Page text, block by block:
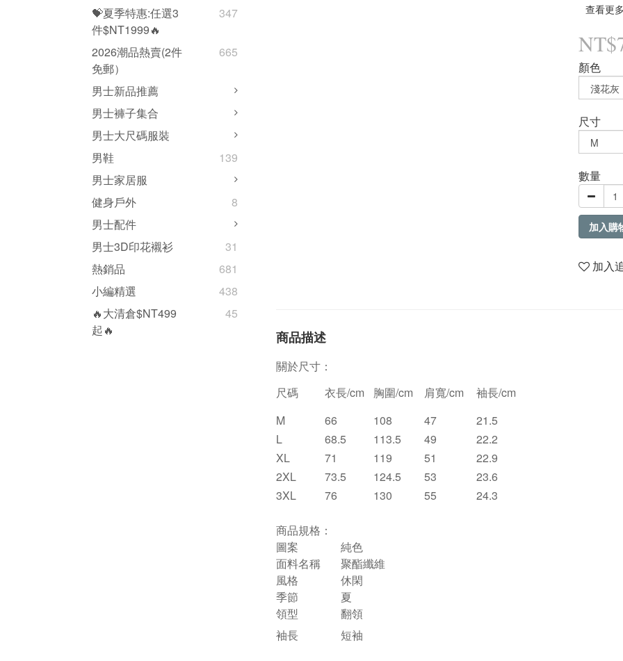
💝夏季特惠:任選3
件$NT1999🔥
347
2026潮品熱賣(2件
免郵）
665
男士新品推薦
男士褲子集合
男士大尺碼服裝
男鞋
139
男士家居服
健身戶外
8
男士配件
男士3D印花襯衫
31
熱銷品
681
小編精選
438
🔥大清倉$NT499
起🔥
45
查看更
顏色
尺寸
數量
加入購
加入
商品描述
關於尺寸：
尺碼
衣長/cm 胸圍/cm 肩寬/cm
袖長/cm
M
66 108 47
21.5
L
68.5 113.5 49
22.2
XL
71 119 51
22.9
2XL
73.5 124.5 53
23.6
3XL
76 130 55 24.3
商品規格：
圖案
純色
面料名稱
聚酯纖維
風格
休閑
季節
夏
領型
翻領
袖長
短袖